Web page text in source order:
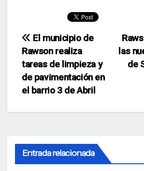
Navegación
de
entradas
las
de
El municipio de
Rawson realiza
tareas de limpieza y
de pavimentación en
el barrio 3 de Abril
Entrada relacionada